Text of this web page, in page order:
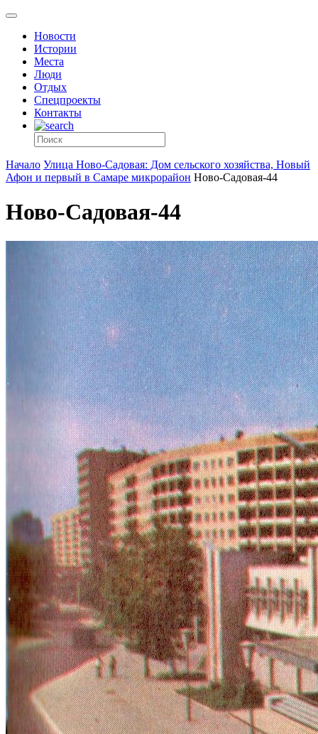
Новости
Истории
Места
Люди
Отдых
Спецпроекты
Контакты
Начало Улица Ново-Садовая: Дом сельского хозяйства, Новый
Афон и первый в Самаре микрорайон Ново-Садовая-44
Ново-Садовая-44